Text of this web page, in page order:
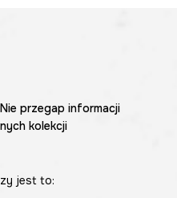
przegap informacji
kolekcji
jest to: